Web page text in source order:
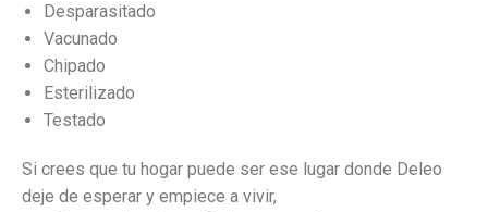
Desparasitado
Vacunado
Chipado
Esterilizado
Testado
Si crees que tu hogar puede ser ese lugar donde Deleo
deje de esperar y empiece a vivir,